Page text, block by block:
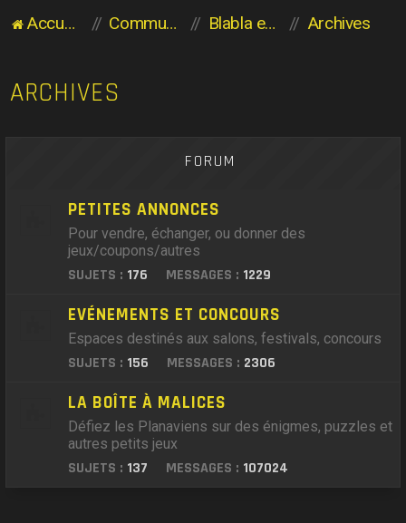
Accueil du forum Communauté des Planaviens Blabla entre Planaviens Archives
ARCHIVES
FORUM
PETITES ANNONCES
Pour vendre, échanger, ou donner des
jeux/coupons/autres
SUJETS : 176 MESSAGES : 1229
EVÉNEMENTS ET CONCOURS
Espaces destinés aux salons, festivals, concours
SUJETS : 156 MESSAGES : 2306
LA BOÎTE À MALICES
Défiez les Planaviens sur des énigmes, puzzles et
autres petits jeux
SUJETS : 137 MESSAGES : 107024